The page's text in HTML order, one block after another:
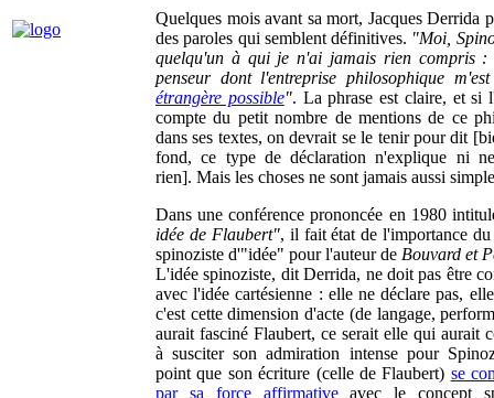
Quelques mois avant sa mort, Jacques Derrida
des paroles qui semblent définitives. "Moi,
quelqu'un à qui je n'ai jamais rien compris :
penseur dont l'entreprise philosophique
étrangère possible". La phrase est claire, et si
compte du petit nombre de mentions de ce
dans ses textes, on devrait se le tenir pour dit
fond, ce type de déclaration n'explique ni
rien]. Mais les choses ne sont jamais aussi
Dans une conférence prononcée en 1980
idée de Flaubert", il fait état de l'importance du
spinoziste d'"idée" pour l'auteur de Bouvard et
L'idée spinoziste, dit Derrida, ne doit pas être
avec l'idée cartésienne : elle ne déclare pas,
c'est cette dimension d'acte (de langage,
aurait fasciné Flaubert, ce serait elle qui aurait
à susciter son admiration intense pour
point que son écriture (celle de Flaubert) se
par sa force affirmativeavec le concept